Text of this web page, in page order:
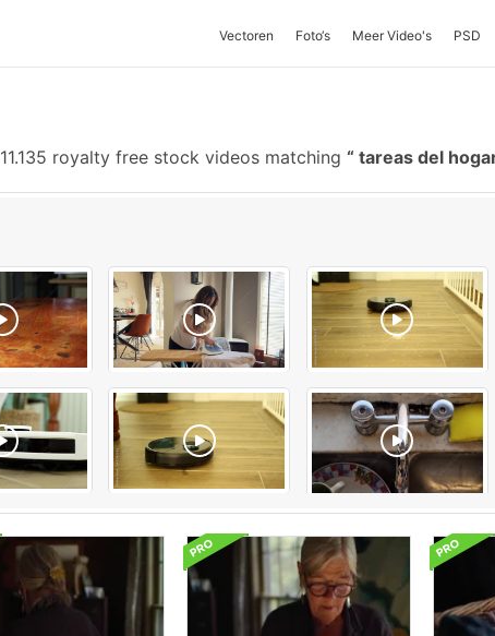
Vectoren Foto‘s Meer Video's PSD
11.135 royalty free stock videos matching tareas del